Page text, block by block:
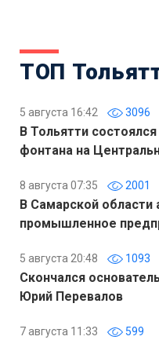
ТОП
5 августа 16:42 3096
В Тольятти
фонтана на
8 августа 07:35 2001
В Самарской
промышленное
5 августа 20:48 1093
Скончался
Юрий Перевалов
7 августа 11:33 599